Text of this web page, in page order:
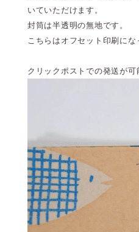
いていただけます。
封筒は半透明の無地です。
こちらはオフセット印刷にな
クリックポストでの発送が可